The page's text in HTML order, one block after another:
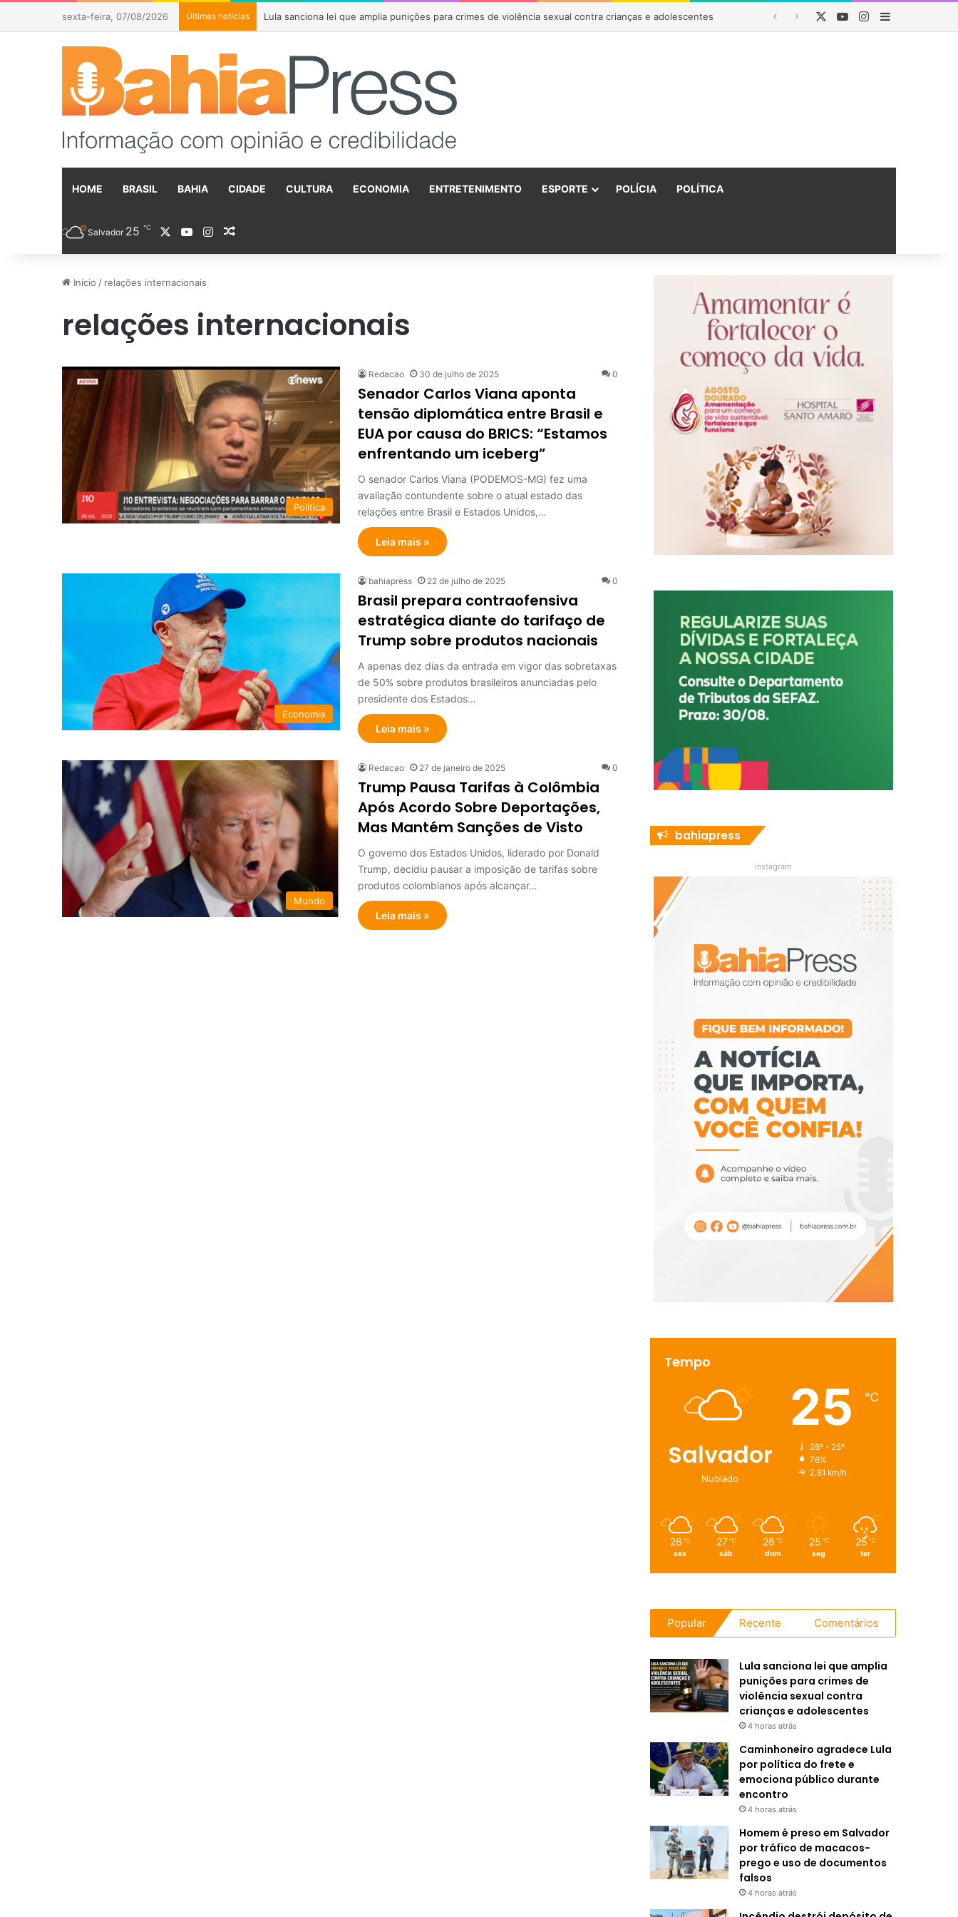
sexta-feira, 07/08/2026 Últimas notícias Caminhoneiro agradece Lula por política do frete e emociona público durante encontro YouTubeInstagram
HOME BRASIL BAHIA CIDADE CULTURA ECONOMIA ENTRETENIMENTO ESPORTE POLÍCIA POLÍTICA
Salvador 25 ℃ YouTubeInstagram
Início / relações internacionais
relações internacionais
Politica
Redacao 30 de julho de 2025 0
Senador Carlos Viana aponta
tensão diplomática entre Brasil e
EUA por causa do BRICS: “Estamos
enfrentando um iceberg”
O senador Carlos Viana (PODEMOS-MG) fez uma
avaliação contundente sobre o atual estado das
relações entre Brasil e Estados Unidos,…
Leia mais »
Economia
bahiapress 22 de julho de 2025 0
Brasil prepara contraofensiva
estratégica diante do tarifaço de
Trump sobre produtos nacionais
A apenas dez dias da entrada em vigor das sobretaxas
de 50% sobre produtos brasileiros anunciadas pelo
presidente dos Estados…
Leia mais »
Mundo
Redacao 27 de janeiro de 2025 0
Trump Pausa Tarifas à Colômbia
Após Acordo Sobre Deportações,
Mas Mantém Sanções de Visto
O governo dos Estados Unidos, liderado por Donald
Trump, decidiu pausar a imposição de tarifas sobre
produtos colombianos após alcançar…
Leia mais »
bahiapress
instagram
Tempo
Salvador
Nublado
25 ℃
26º - 25º
76%
2.81 km/h
26 ℃
sex
27 ℃
sáb
26 ℃
dom
25 ℃
seg
25 ℃
ter
Popular Recente Comentários
Lula sanciona lei que amplia
punições para crimes de
violência sexual contra
crianças e adolescentes
4 horas atrás
Caminhoneiro agradece Lula
por política do frete e
emociona público durante
encontro
4 horas atrás
Homem é preso em Salvador
por tráfico de macacos-
prego e uso de documentos
falsos
4 horas atrás